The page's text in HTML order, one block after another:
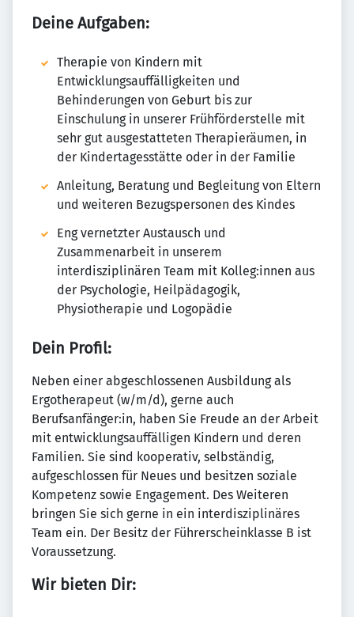
Deine Aufgaben:
Therapie von Kindern mit
Entwicklungsauffälligkeiten und
Behinderungen von Geburt bis zur
Einschulung in unserer Frühförderstelle mit
sehr gut ausgestatteten Therapieräumen, in
der Kindertagesstätte oder in der Familie
Anleitung, Beratung und Begleitung von Eltern
und weiteren Bezugspersonen des Kindes
Eng vernetzter Austausch und
Zusammenarbeit in unserem
interdisziplinären Team mit Kolleg:innen aus
der Psychologie, Heilpädagogik,
Physiotherapie und Logopädie
Dein Profil:
Neben einer abgeschlossenen Ausbildung als
Ergotherapeut (w/m/d), gerne auch
Berufsanfänger:in, haben Sie Freude an der Arbeit
mit entwicklungsauffälligen Kindern und deren
Familien. Sie sind kooperativ, selbständig,
aufgeschlossen für Neues und besitzen soziale
Kompetenz sowie Engagement. Des Weiteren
bringen Sie sich gerne in ein interdisziplinäres
Team ein. Der Besitz der Führerscheinklasse B ist
Voraussetzung.
Wir bieten Dir: